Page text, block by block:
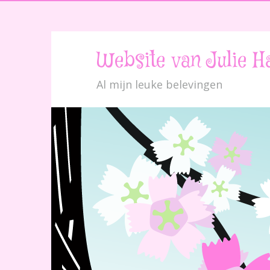
Website van Julie
Al mijn leuke belevingen